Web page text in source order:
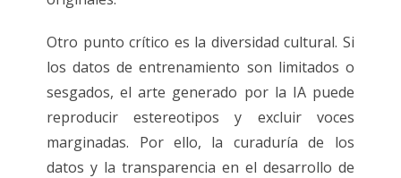
Otro punto crítico es la diversidad cultural. Si
los datos de entrenamiento son limitados o
sesgados, el arte generado por la IA puede
reproducir estereotipos y excluir voces
marginadas. Por ello, la curaduría de los
datos y la transparencia en el desarrollo de